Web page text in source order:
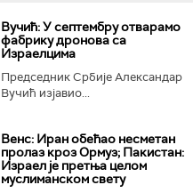
Вучић: У септембру отварамо
фабрику дронова са
Израелцима
Председник Србије Александар
Вучић изјавио...
Венс: Иран обећао несметан
пролаз кроз Ормуз; Пакистан:
Израел је претња целом
муслиманском свету